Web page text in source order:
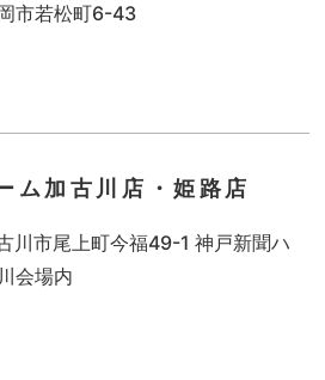
市若松町6-43
ム加古川店・姫路店
川市尾上町今福49-1 神戸新聞ハ
会場内